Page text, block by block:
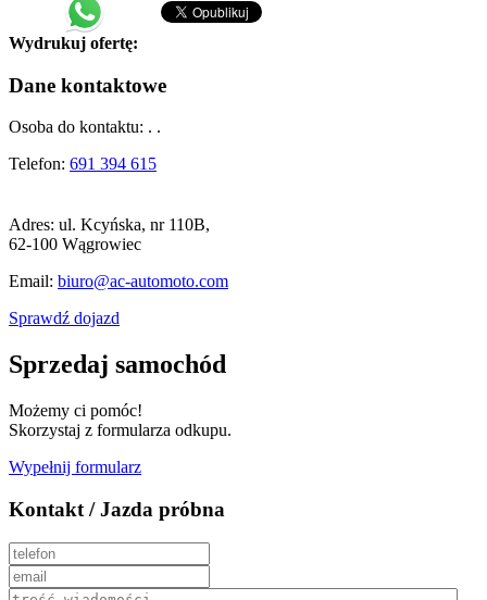
Wydrukuj ofertę:
Dane kontaktowe
Osoba do kontaktu: . .
Telefon: 691 394 615
Adres: ul. Kcyńska, nr 110B,
62-100 Wągrowiec
Email: biuro@ac-automoto.com
Sprawdź dojazd
Sprzedaj samochód
Możemy ci pomóc!
Skorzystaj z formularza odkupu.
Wypełnij formularz
Kontakt / Jazda próbna